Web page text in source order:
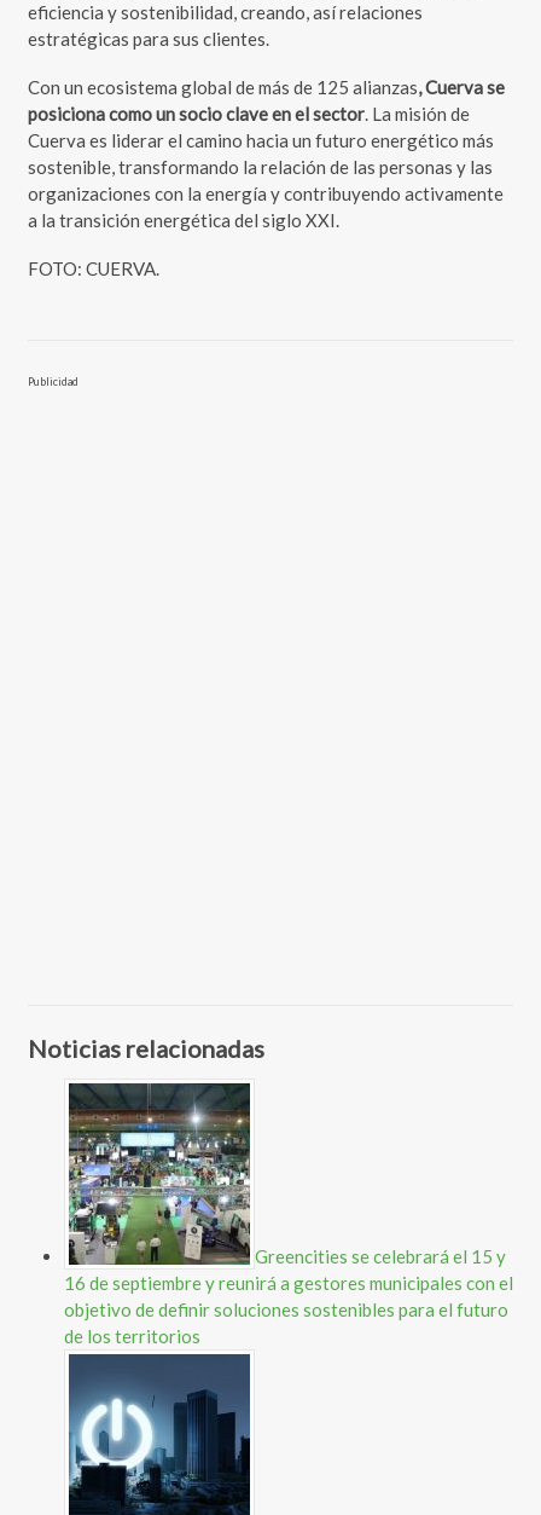
eficiencia y sostenibilidad, creando, así relaciones
estratégicas para sus clientes.
Con un ecosistema global de más de 125 alianzas, Cuerva se
posiciona como un socio clave en el sector. La misión de
Cuerva es liderar el camino hacia un futuro energético más
sostenible, transformando la relación de las personas y las
organizaciones con la energía y contribuyendo activamente
a la transición energética del siglo XXI.
FOTO: CUERVA.
Publicidad
Noticias relacionadas
Greencities se celebrará el 15 y
16 de septiembre y reunirá a gestores municipales con el
objetivo de definir soluciones sostenibles para el futuro
de los territorios